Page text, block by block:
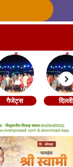
गैजेट्स दिल्ली